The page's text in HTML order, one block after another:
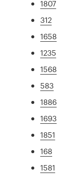
1807
312
1658
1235
1568
583
1886
1693
1851
168
1581